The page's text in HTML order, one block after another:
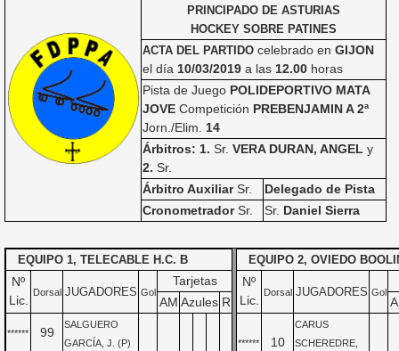
PRINCIPADO DE ASTURIAS
HOCKEY SOBRE PATINES
ACTA DEL PARTIDO celebrado enGIJON
el día10/03/2019 a las12.00 horas
Pista de Juego POLIDEPORTIVO MATA
JOVE Competición PREBENJAMIN A 2ª
Jorn./Elim.14
Árbitros: 1. Sr.VERA DURAN, ANGEL y
2. Sr.
Árbitro AuxiliarSr.
Delegado de Pista
CronometradorSr. Sr. Daniel Sierra
EQUIPO 1, TELECABLE H.C. B
Nº
Lic.
Dorsal JUGADORES Gol
Tarjetas
AM Azules R
****** 99
SALGUERO
GARCÍA, J. (P)
EQUIPO 2, OVIEDO
Nº
Lic.
Dorsal JUGADORES Gol
****** 10
CARUS
SCHEREDRE,